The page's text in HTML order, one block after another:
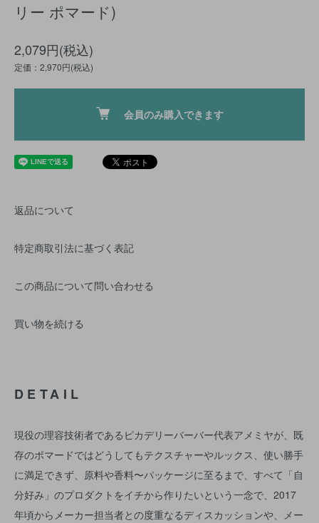
リー ポマード)
2,079円(税込)
定価：2,970円(税込)
会員のみ購入できます
返品について
特定商取引法に基づく表記
この商品について問い合わせる
買い物を続ける
DETAIL
現役の理容技術者であるピカデリーバーバー代表アメミヤが、既
存のポマードではどうしてもテクスチャーやルックス、使い勝手
に満足できず、原料や香料〜パッケージに至るまで、すべて「自
分好み」のプロダクトをイチから作りたいという一念で、2017
年頃からメーカー担当者との度重なるディスカッションや、メー